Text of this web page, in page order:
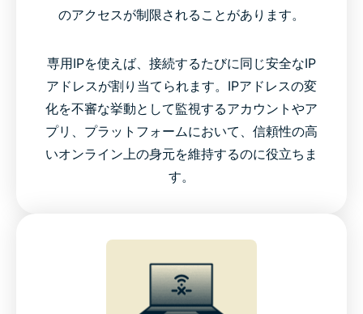
のアクセスが制限されることがあります。
専用IPを使えば、接続するたびに同じ安全なIP
アドレスが割り当てられます。IPアドレスの変
化を不審な挙動として監視するアカウントやア
プリ、プラットフォームにおいて、信頼性の高
いオンライン上の身元を維持するのに役立ちま
す。